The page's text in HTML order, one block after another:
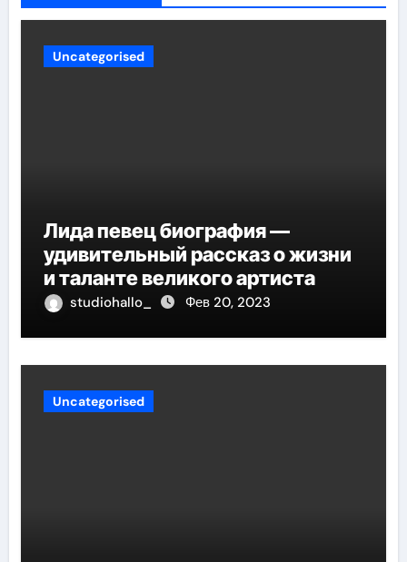
Uncategorised
Лида певец биография —
удивительный рассказ о жизни
и таланте великого артиста
studiohallo_ Фев 20, 2023
Uncategorised